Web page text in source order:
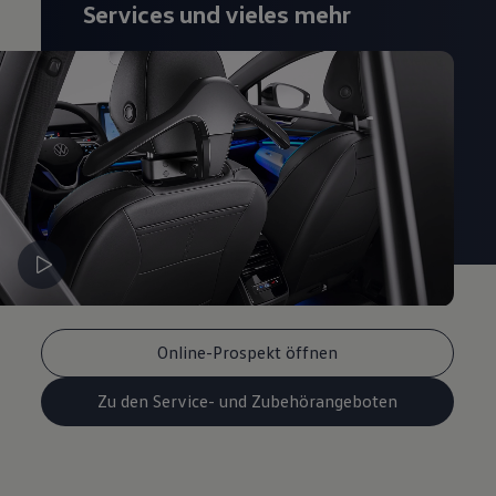
Magazin
Transport
Familie
Elektromobilität
Volkswagen R
Pannen- und Unfallhilfe
Volkswagen Kundenbetreuung
Online-Prospekt öffnen
Zu den Service- und Zubehörangeboten
Services und vieles mehr